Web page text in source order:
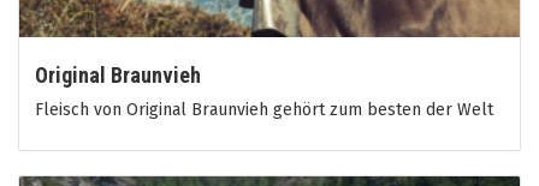
Original Braunvieh
Fleisch von Original Braunvieh gehört zum besten der Welt